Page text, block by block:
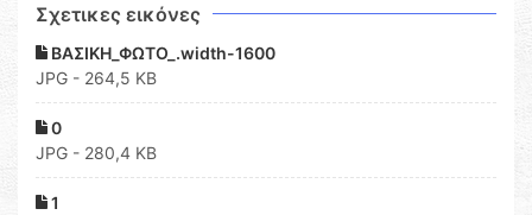
Σχετικες εικόνες
ΒΑΣΙΚΗ_ΦΩΤΟ_.width-1600
JPG - 264,5 KB
0
JPG - 280,4 KB
1